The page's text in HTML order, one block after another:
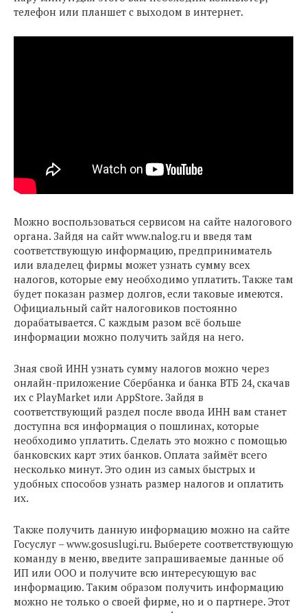
телефон или планшет с выходом в интернет.
Можно воспользоваться сервисом на сайте налогового
органа. Зайдя на сайт www.nalog.ru и введя там
соответствующую информацию, предприниматель
или владелец фирмы может узнать сумму всех
налогов, которые ему необходимо уплатить. Также там
будет показан размер долгов, если таковые имеются.
Официальный сайт налоговиков постоянно
дорабатывается. С каждым разом всё больше
информации можно получить зайдя на него.
Зная свой ИНН узнать сумму налогов можно через
онлайн-приложение Сбербанка и банка ВТБ 24, скачав
их с PlayMarket или AppStore. Зайдя в
соответствующий раздел после ввода ИНН вам станет
доступна вся информация о пошлинах, которые
необходимо уплатить. Сделать это можно с помощью
банковских карт этих банков. Оплата займёт всего
несколько минут. Это один из самых быстрых и
удобных способов узнать размер налогов и оплатить
их.
Также получить данную информацию можно на сайте
Госуслуг – www.gosuslugi.ru. Выберете соответствующую
команду в меню, введите запрашиваемые данные об
ИП или ООО и получите всю интересующую вас
информацию. Таким образом получить информацию
можно не только о своей фирме, но и о партнере. Этот